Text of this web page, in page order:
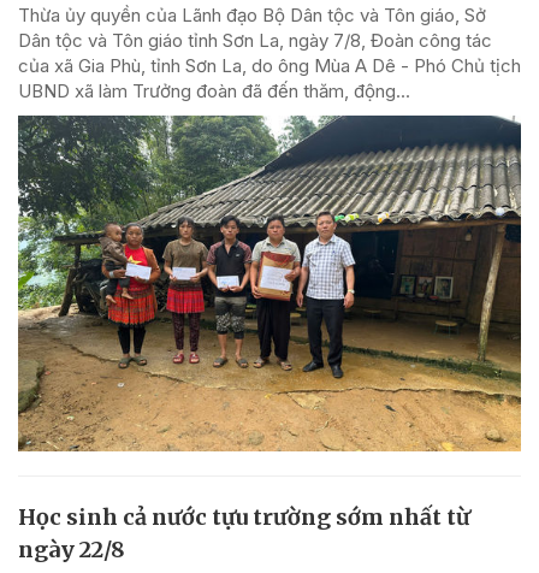
Thừa ủy quyền của Lãnh đạo Bộ Dân tộc và Tôn giáo, Sở
Dân tộc và Tôn giáo tỉnh Sơn La, ngày 7/8, Đoàn công tác
của xã Gia Phù, tỉnh Sơn La, do ông Mùa A Dê - Phó Chủ tịch
UBND xã làm Trưởng đoàn đã đến thăm, động...
Học sinh cả nước tựu trường sớm nhất từ
ngày 22/8